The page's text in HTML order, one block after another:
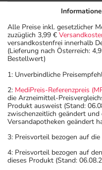
Alle Preise inkl. gesetzlicher
zuzüglich 3,99 €
versandkostenfrei innerhalb
(Lieferung nach Österreich:
Bestellwert)
1: Unverbindliche
2: MediPreis-Referenzpreis
die Arzneimittel-
Produkt ausweist (Stand:
zwischenzeitlich geändert
Versandapotheken geändert
3: Preisvorteil bezogen auf
4: Preisvorteil bezogen auf
dieses Produkt (Stand: